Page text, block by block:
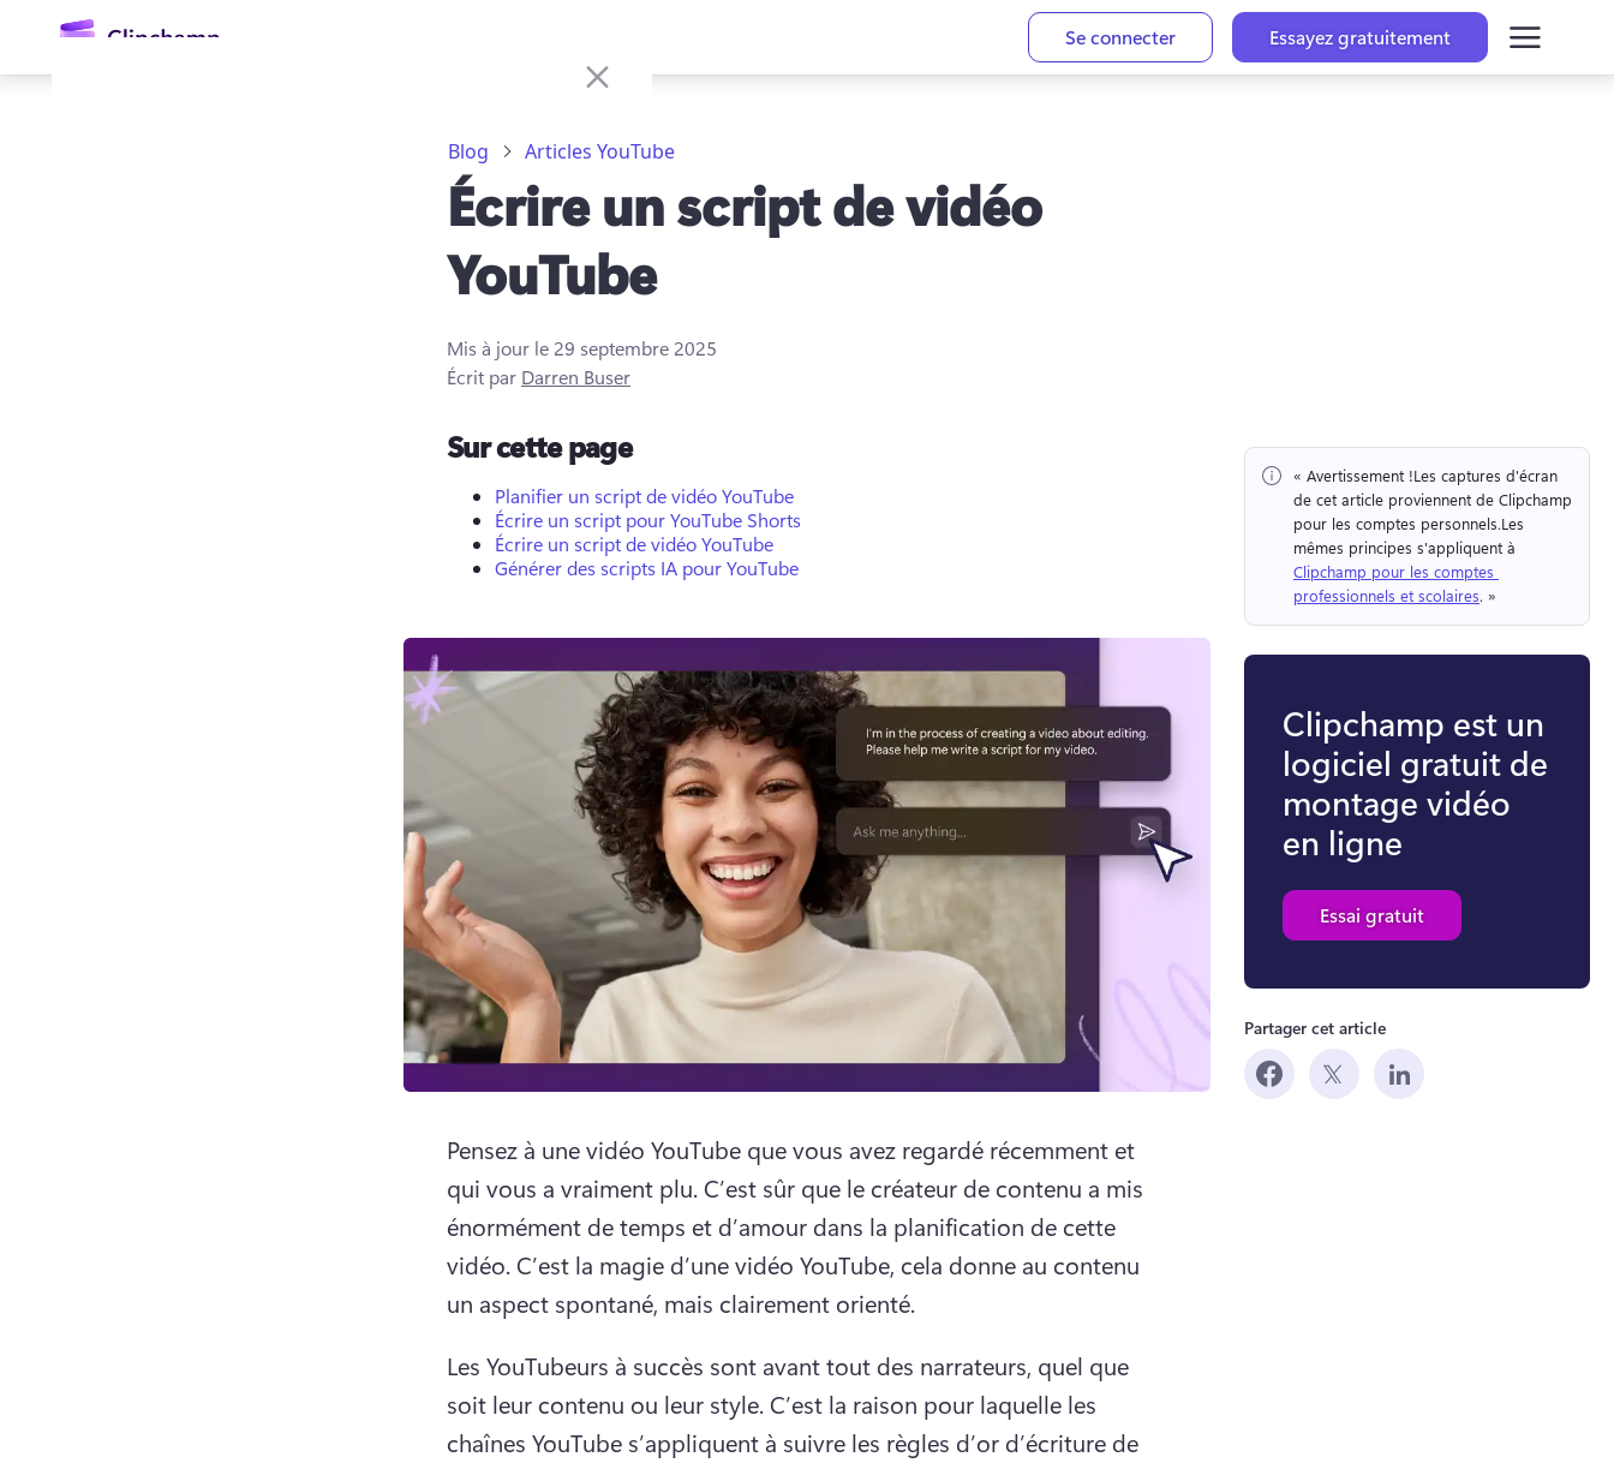
principal
Se connecter Essayez gratuitement
Blog Articles YouTube
Écrire un script de vidéo
YouTube
Mis à jour le 29 septembre 2025
Écrit par Darren Buser
Sur cette page
Planifier un script de vidéo YouTube
Écrire un script pour YouTube Shorts
Écrire un script de vidéo YouTube
Générer des scripts IA pour YouTube
Pensez à une vidéo YouTube que vous avez regardé récemment et
qui vous a vraiment plu. C’est sûr que le créateur de contenu a mis
énormément de temps et d’amour dans la planification de cette
vidéo. C’est la magie d’une vidéo YouTube, cela donne au contenu
un aspect spontané, mais clairement orienté.
Les YouTubeurs à succès sont avant tout des narrateurs, quel que
soit leur contenu ou leur style. C’est la raison pour laquelle les
chaînes YouTube s’appliquent à suivre les règles d’or d’écriture de
« Avertissement !Les captures d'écran
de cet article proviennent de Clipchamp
pour les comptes personnels.Les
Clipchamp pour les comptes
professionnels et scolaires. »
Clipchamp est un
logiciel gratuit de
montage vidéo
en ligne
Essai gratuit
Partager cet article